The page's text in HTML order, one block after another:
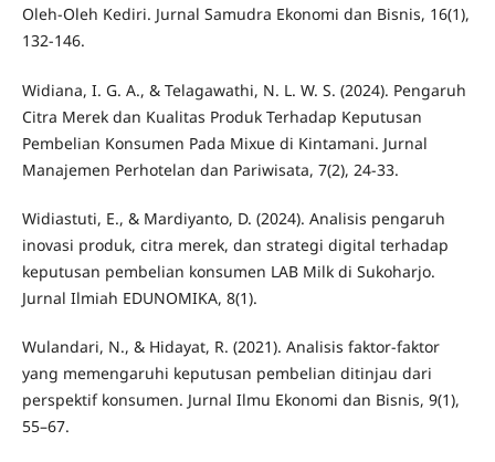
Oleh-Oleh Kediri. Jurnal Samudra Ekonomi dan Bisnis, 16(1),
132-146.
Widiana, I. G. A., & Telagawathi, N. L. W. S. (2024). Pengaruh
Citra Merek dan Kualitas Produk Terhadap Keputusan
Pembelian Konsumen Pada Mixue di Kintamani. Jurnal
Manajemen Perhotelan dan Pariwisata, 7(2), 24-33.
Widiastuti, E., & Mardiyanto, D. (2024). Analisis pengaruh
inovasi produk, citra merek, dan strategi digital terhadap
keputusan pembelian konsumen LAB Milk di Sukoharjo.
Jurnal Ilmiah EDUNOMIKA, 8(1).
Wulandari, N., & Hidayat, R. (2021). Analisis faktor-faktor
yang memengaruhi keputusan pembelian ditinjau dari
perspektif konsumen. Jurnal Ilmu Ekonomi dan Bisnis, 9(1),
55–67.